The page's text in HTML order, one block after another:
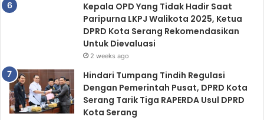
Kepala OPD Yang Tidak Hadir Saat
Paripurna LKPJ Walikota 2025, Ketua
DPRD Kota Serang Rekomendasikan
Untuk Dievaluasi
2 weeks ago
Hindari Tumpang Tindih Regulasi
Dengan Pemerintah Pusat, DPRD Kota
Serang Tarik Tiga RAPERDA Usul DPRD
Kota Serang